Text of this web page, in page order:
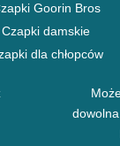
Goorin Bros
Czapki damskie
dla chłopców